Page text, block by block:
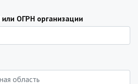
ОГРН организации